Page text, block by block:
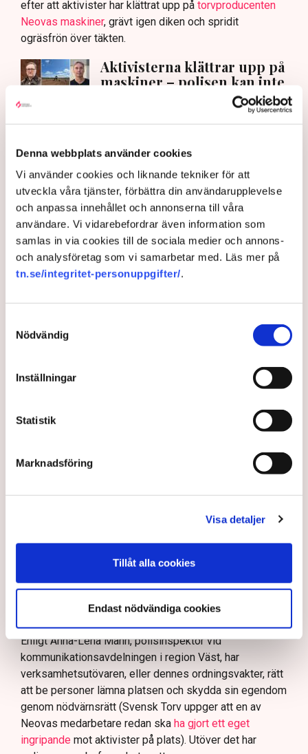
Denna webbplats använder cookies
Vi använder cookies och liknande tekniker för att
utveckla våra tjänster, förbättra din användarupplevelse
och anpassa innehållet och annonserna till våra
användare. Vi vidarebefordrar även information som
samlas in via cookies till de sociala medier och annons-
och analysföretag som vi samarbetar med. Läs mer på
tn.se/integritet-personuppgifter/.
Nödvändig
Inställningar
Statistik
Marknadsföring
Visa detaljer
Tillåt alla cookies
Endast nödvändiga cookies
efter att aktivister har klättrat upp på torvproducenten
Neovas maskiner, grävt igen diken och spridit
ogräsfrön över täkten.
Aktivisterna klättrar upp på
maskiner – polisen kan inte
avvisa dem: ”Upptrappning
Näringsliv
AI-sammanfattning
Torvtäkten i Grimsås har stoppats av aktivister
sedan 28 juli.
Polisen kritiseras för bristande agerande vid
aktionerna.
Polisinspektör Anna-Lena Mann förklarar polisens
agerande på plats.
40 personer misstänks med cirka 120
Polisen använder drönare och uniformerad polis
Samtidigt är polisarbetet komplext när det gäller
Polisen, som befinner sig på plats, kritiseras för att inte
agera tillräckligt då aktionerna kan fortgå för öppen ridå.
resurser
för att skydda verksamheten
I enledare i Svenska Dagbladet
skrev Tove Lifvendahl
att polisen ”behöver utveckla sina metoder för att
skydda tillståndsgivna verksamheter” mot sabotage,
bör ge utrymme för aktivister att blockera en
tillståndsgiven verksamhet, och om inte polisen borde
ha en tydligare skyldighet att skydda privat egendom
Enligt Anna-Lena Mann, polisinspektör vid
kommunikationsavdelningen i region Väst, har
verksamhetsutövaren, eller dennes ordningsvakter, rätt
att be personer lämna platsen och skydda sin egendom
genom nödvärnsrätt (Svensk Torv uppger att en av
Neovas medarbetare redan ska ha gjort ett eget
ingripande mot aktivister på plats). Utöver det har